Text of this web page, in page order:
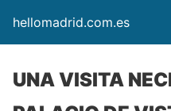
hellomadrid.com.es
UNA VISITA